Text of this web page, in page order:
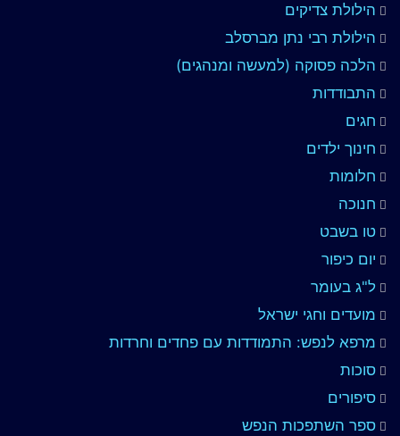
הילולת צדיקים
הילולת רבי נתן מברסלב
הלכה פסוקה (למעשה ומנהגים)
התבודדות
חגים
חינוך ילדים
חלומות
חנוכה
טו בשבט
יום כיפור
ל"ג בעומר
מועדים וחגי ישראל
מרפא לנפש: התמודדות עם פחדים וחרדות
סוכות
סיפורים
ספר השתפכות הנפש